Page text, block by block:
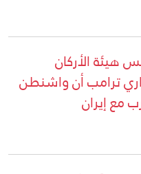
هيئة الأركان
ترامب أن واشنطن
مع إيران